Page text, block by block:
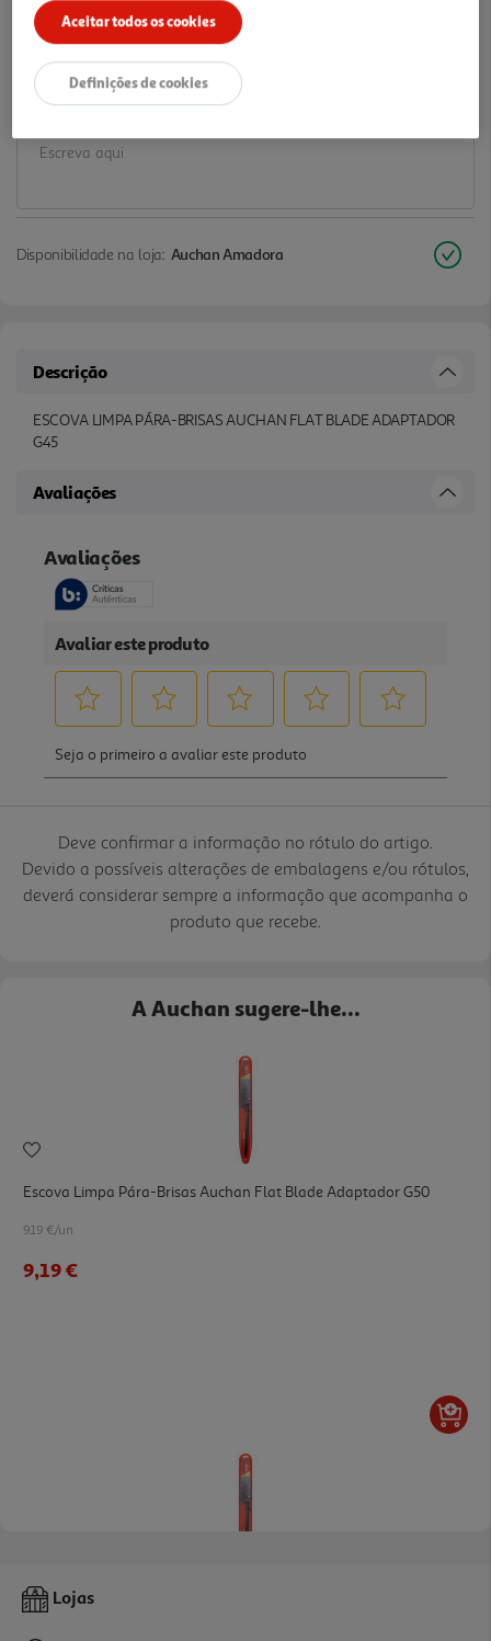
8,39 €
Notas de preparação
Disponibilidade na loja: Auchan Amadora
Descrição
ESCOVA LIMPA PÁRA-BRISAS AUCHAN FLAT BLADE ADAPTADOR
G45
Avaliações
Deve confirmar a informação no rótulo do artigo.
Devido a possíveis alterações de embalagens e/ou rótulos,
deverá considerar sempre a informação que acompanha o
produto que recebe.
A Auchan sugere-lhe...
Escova Limpa Pára-Brisas Auchan Flat Blade Adaptador G50
9.19 €/un
9,19 €
Escova Limpa Pára-Brisas Auchan Flat Blade Adaptador G55
Lojas
Aceitar todos os cookies
Definições de cookies